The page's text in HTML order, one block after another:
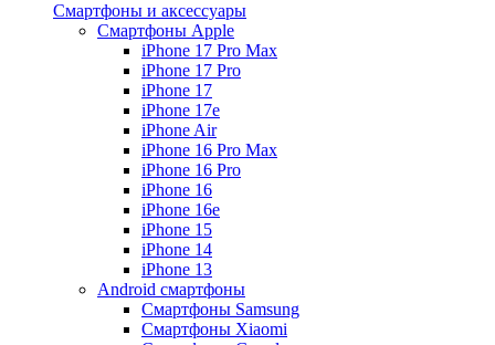
Смартфоны и аксессуары
Смартфоны Apple
iPhone 17 Pro Max
iPhone 17 Pro
iPhone 17
iPhone 17e
iPhone Air
iPhone 16 Pro Max
iPhone 16 Pro
iPhone 16
iPhone 16e
iPhone 15
iPhone 14
iPhone 13
Android cмартфоны
Смартфоны Samsung
Смартфоны Xiaomi